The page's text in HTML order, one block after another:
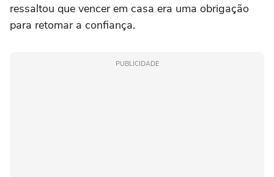
ressaltou que vencer em casa era uma obrigação
para retomar a confiança.
PUBLICIDADE